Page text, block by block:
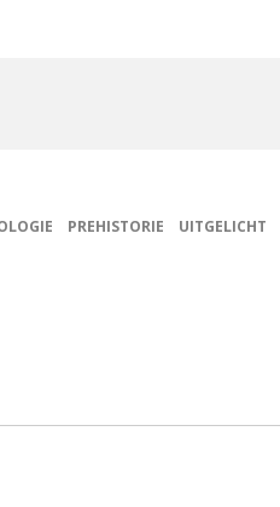
PREHISTORIE UITGELICHT